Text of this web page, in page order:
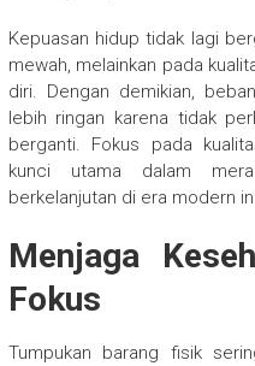
Kepuasan hidup tidak lagi
mewah, melainkan pada
diri. Dengan demikian,
lebih ringan karena tidak
berganti. Fokus pada
kunci utama dalam
berkelanjutan di era modern
Menjaga
Fokus
Tumpukan barang fisik